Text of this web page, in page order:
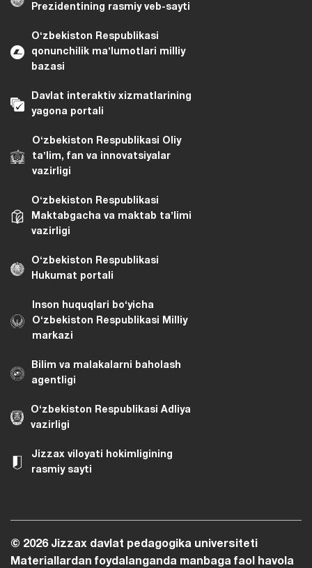
Prezidentining rasmiy veb-sayti
Oʻzbekiston Respublikasi
qonunchilik maʼlumotlari milliy
bazasi
Davlat interaktiv xizmatlarining
yagona portali
Oʻzbekiston Respublikasi Oliy
taʼlim, fan va innovatsiyalar
vazirligi
Oʻzbekiston Respublikasi
Maktabgacha va maktab taʼlimi
vazirligi
Oʻzbekiston Respublikasi
Hukumat portali
Inson huquqlari bo‘yicha
O‘zbekiston Respublikasi Milliy
markazi
Bilim va malakalarni baholash
agentligi
O‘zbekiston Respublikasi Adliya
vazirligi
Jizzax viloyati hokimligining
rasmiy sayti
© 2026 Jizzax davlat pedagogika universiteti
Materiallardan foydalanganda manbaga faol havola